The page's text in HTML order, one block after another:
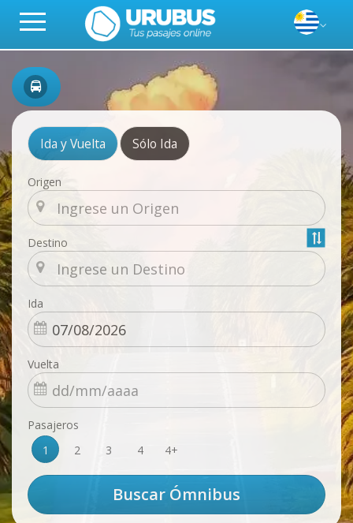
Ida y Vuelta Sólo Ida
Origen
Destino
Ida
Vuelta
Pasajeros
1
2 3 4 4+